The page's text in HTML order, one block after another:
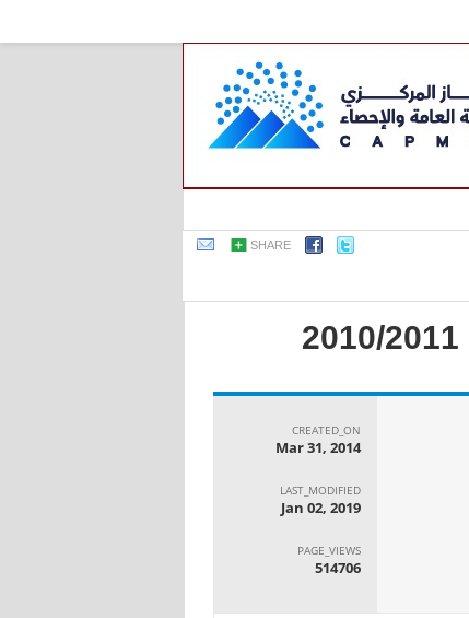
SHARE
CREATED_ON
Mar 31, 2014
LAST_MODIFIED
Jan 02, 2019
PAGE_VIEWS
514706